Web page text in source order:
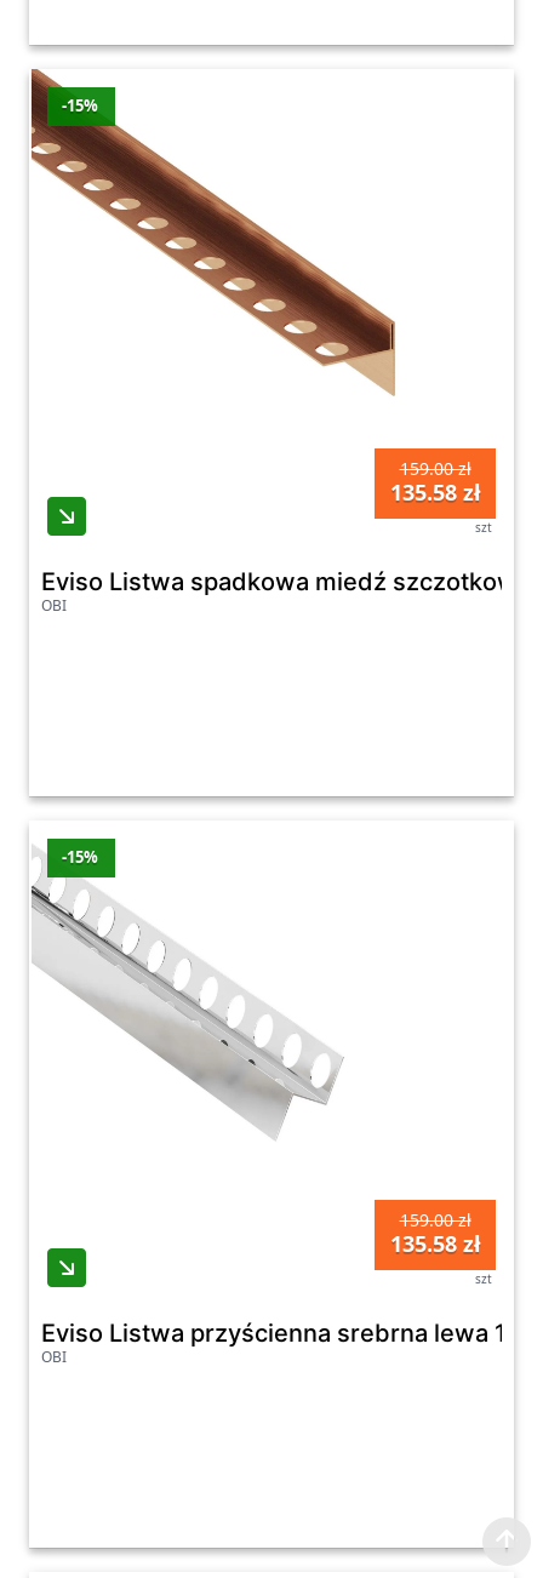
-15%
159.00 zł
135.58 zł
szt
Eviso Listwa spadkowa miedź
OBI
-15%
159.00 zł
135.58 zł
szt
Eviso Listwa przyścienna srebrna lewa 120
OBI